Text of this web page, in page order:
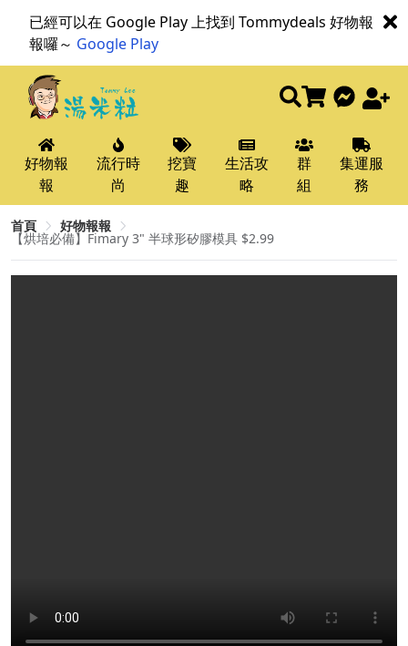
已經可以在 Google Play 上找到 Tommydeals 好物報
報囉～ Google Play
好物報
報
流行時
尚
挖寶
趣
生活攻
略
群
組
集運服
務
首頁 好物報報
【烘培必備】Fimary 3" 半球形矽膠模具 $2.99​